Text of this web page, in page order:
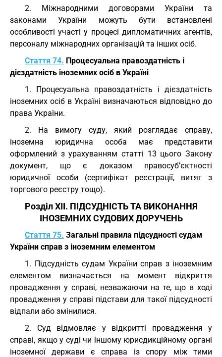
2. Міжнародними договорами України та
законами України можуть бути встановлені
особливості участі у процесі дипломатичних агентів,
персоналу міжнародних організацій та інших осіб.
Стаття 74. Процесуальна правоздатність і
дієздатність іноземних осіб в Україні
1. Процесуальна правоздатність і дієздатність
іноземних осіб в Україні визначаються відповідно до
права України.
2. На вимогу суду, який розглядає справу,
іноземна юридична особа має представити
оформлений з урахуванням статті 13 цього Закону
документ, що є доказом правосуб’єктності
юридичної особи (сертифікат реєстрації, витяг з
торгового реєстру тощо).
Розділ XII. ПІДСУДНІСТЬ ТА ВИКОНАННЯ
ІНОЗЕМНИХ СУДОВИХ ДОРУЧЕНЬ
Стаття 75. Загальні правила підсудності судам
України справ з іноземним елементом
1. Підсудність судам України справ з іноземним
елементом визначається на момент відкриття
провадження у справі, незважаючи на те, що в ході
провадження у справі підстави для такої підсудності
відпали або змінилися.
2. Суд відмовляє у відкритті провадження у
справі, якщо у суді чи іншому юрисдикційному органі
іноземної держави є справа із спору між тими